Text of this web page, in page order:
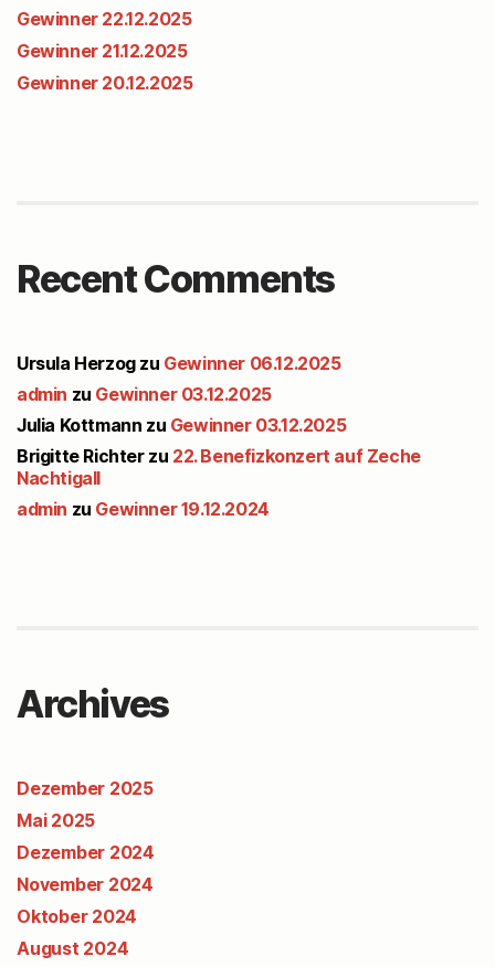
Gewinner 22.12.2025
Gewinner 21.12.2025
Gewinner 20.12.2025
Recent Comments
Ursula Herzogzu Gewinner 06.12.2025
admin zu Gewinner 03.12.2025
Julia Kottmann zu Gewinner 03.12.2025
Brigitte Richterzu 22. Benefizkonzert auf Zeche
Nachtigall
admin zu Gewinner 19.12.2024
Archives
Dezember 2025
Mai 2025
Dezember 2024
November 2024
Oktober 2024
August 2024